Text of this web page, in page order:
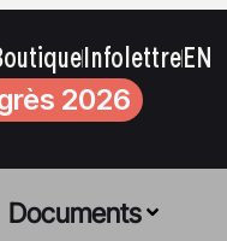
InfolettreEN
2026
Documents